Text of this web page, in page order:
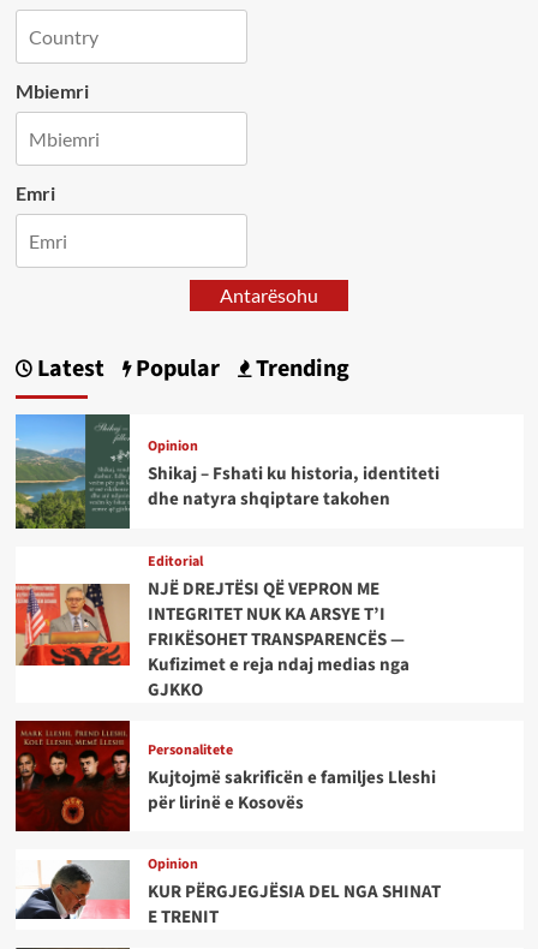
Mbiemri
Emri
Antarësohu
Latest Popular Trending
Opinion
Shikaj – Fshati ku historia, identiteti
dhe natyra shqiptare takohen
Editorial
NJË DREJTËSI QË VEPRON ME
INTEGRITET NUK KA ARSYE T’I
FRIKËSOHET TRANSPARENCËS —
Kufizimet e reja ndaj medias nga
GJKKO
Personalitete
Kujtojmë sakrificën e familjes Lleshi
për lirinë e Kosovës
Opinion
KUR PËRGJEGJËSIA DEL NGA SHINAT
E TRENIT